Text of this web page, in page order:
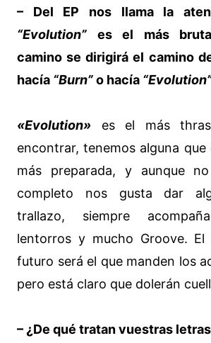
– Del EP nos llama la
“Evolution” es el más
camino se dirigirá el camino
hacía “Burn”o hacía
«Evolution» es el más
encontrar, tenemos alguna
más preparada, y aunque
completo nos gusta dar
trallazo, siempre
lentorros y mucho Groove.
futuro será el que manden los
pero está claro que dolerán
– ¿De qué tratan vuestras